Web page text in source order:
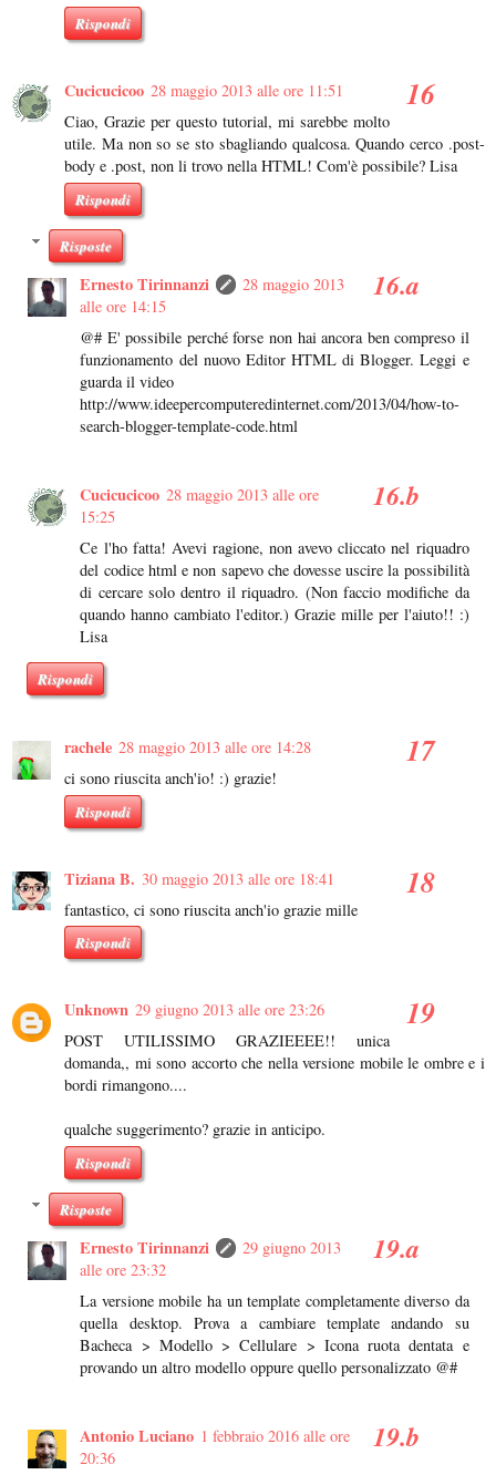
Rispondi
Cucicucicoo 28 maggio 2013 alle ore 11:51
Ciao, Grazie per questo tutorial, mi sarebbe molto
utile. Ma non so se sto sbagliando qualcosa. Quando cerco .post-
body e .post, non li trovo nella HTML! Com'è possibile? Lisa
Rispondi
Risposte
Ernesto Tirinnanzi
28 maggio 2013
alle ore 14:15
@# E' possibile perché forse non hai ancora ben compreso il
funzionamento del nuovo Editor HTML di Blogger. Leggi e
guarda il video
http://www.ideepercomputeredinternet.com/2013/04/how-to-
search-blogger-template-code.html
Cucicucicoo 28 maggio 2013 alle ore
15:25
Ce l'ho fatta! Avevi ragione, non avevo cliccato nel riquadro
del codice html e non sapevo che dovesse uscire la possibilità
di cercare solo dentro il riquadro. (Non faccio modifiche da
quando hanno cambiato l'editor.) Grazie mille per l'aiuto!! :)
Lisa
Rispondi
rachele 28 maggio 2013 alle ore 14:28
ci sono riuscita anch'io! :) grazie!
Rispondi
Tiziana B. 30 maggio 2013 alle ore 18:41
fantastico, ci sono riuscita anch'io grazie mille
Rispondi
Unknown 29 giugno 2013 alle ore 23:26
POST UTILISSIMO GRAZIEEEE!! unica
domanda,, mi sono accorto che nella versione mobile le ombre e i
bordi rimangono....
qualche suggerimento? grazie in anticipo.
Rispondi
Risposte
Ernesto Tirinnanzi
29 giugno 2013
alle ore 23:32
La versione mobile ha un template completamente diverso da
quella desktop. Prova a cambiare template andando su
Bacheca > Modello > Cellulare > Icona ruota dentata e
provando un altro modello oppure quello personalizzato @#
Antonio Luciano 1 febbraio 2016 alle ore
20:36